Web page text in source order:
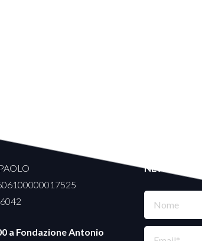
a Fondazione Antonio
NEWSLETTER